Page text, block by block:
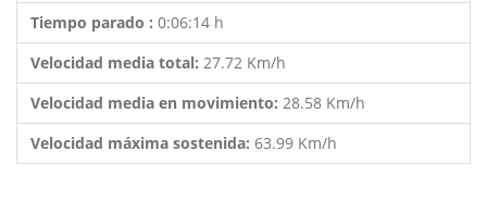
Tiempo parado : 0:06:14 h
Velocidad media total: 27.72 Km/h
Velocidad media en movimiento: 28.58 Km/h
Velocidad máxima sostenida: 63.99 Km/h